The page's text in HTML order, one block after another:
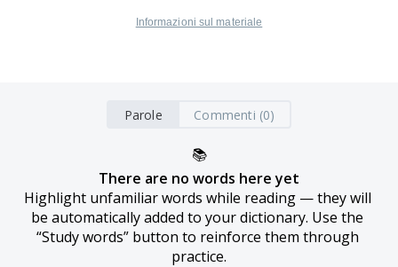
Informazioni sul materiale
Parole Commenti (0)
📚
There are no words here yet
Highlight unfamiliar words while reading — they will
be automatically added to your dictionary. Use the
“Study words” button to reinforce them through
practice.